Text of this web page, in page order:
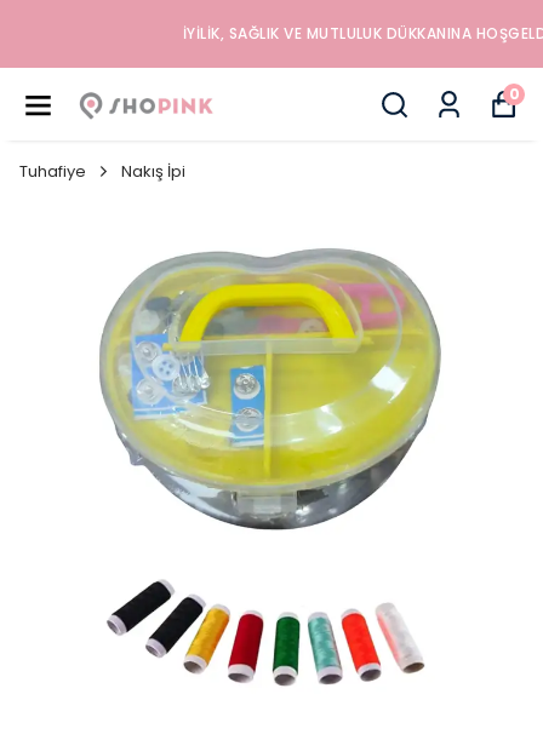
İYILIK, SAĞLIK VE MUTLULUK DÜKKANINA HOŞGELDINIZ
0
Tuhafiye Nakış İpi